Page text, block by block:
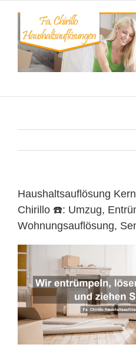
content
Haushaltsauflösung
Chirillo ☎️: Umzug,
Wohnungsauflösung,